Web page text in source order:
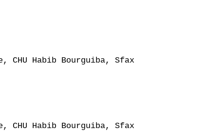
Habib Bourguiba, Sfax
Habib Bourguiba, Sfax